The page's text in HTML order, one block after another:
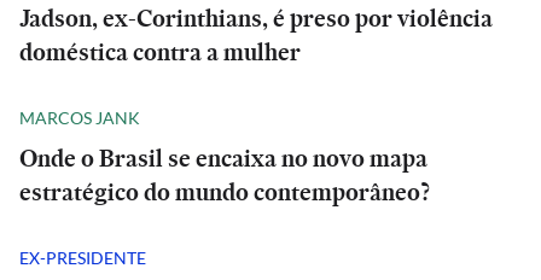
Jadson, ex-Corinthians, é preso por violência
doméstica contra a mulher
MARCOS JANK
Onde o Brasil se encaixa no novo mapa
estratégico do mundo contemporâneo?
EX-PRESIDENTE